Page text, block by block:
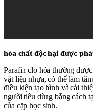
hó‌a chấ‌t độc hại được
Parafin clo hóa thường
vật liệu nhựa, có thể làm
điều kiện tạo hình và cải
người tiêu dùng bằng cách
của cặp học sinh.